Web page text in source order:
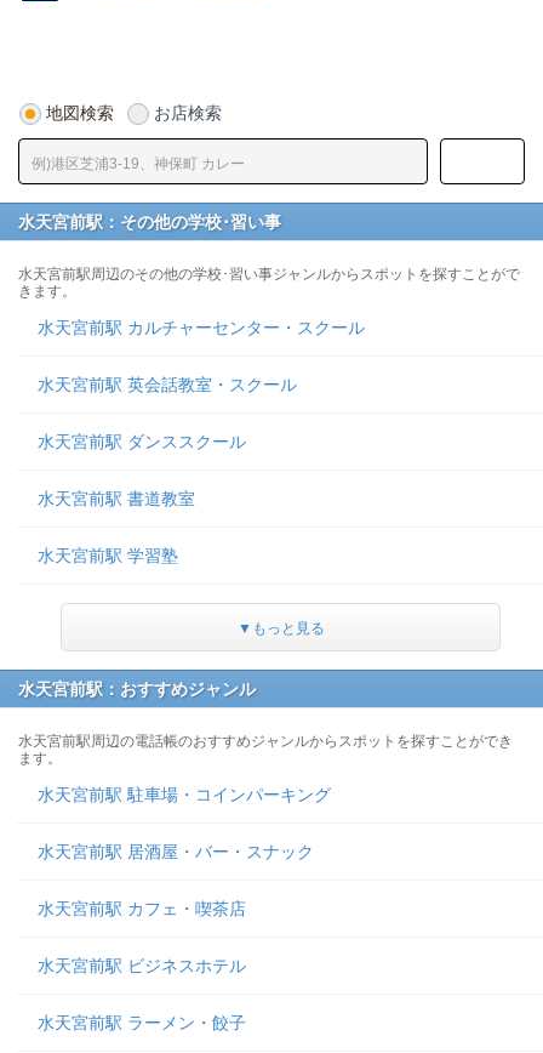
地図検索 お店検索
水天宮前駅：その他の学校･習い事
水天宮前駅周辺のその他の学校･習い事ジャンルからスポットを探すことがで
きます。
水天宮前駅 カルチャーセンター・スクール
水天宮前駅 英会話教室・スクール
水天宮前駅 ダンススクール
水天宮前駅 書道教室
水天宮前駅 学習塾
▼もっと見る
水天宮前駅：おすすめジャンル
水天宮前駅周辺の電話帳のおすすめジャンルからスポットを探すことができ
ます。
水天宮前駅 駐車場・コインパーキング
水天宮前駅 居酒屋・バー・スナック
水天宮前駅 カフェ・喫茶店
水天宮前駅 ビジネスホテル
水天宮前駅 ラーメン・餃子